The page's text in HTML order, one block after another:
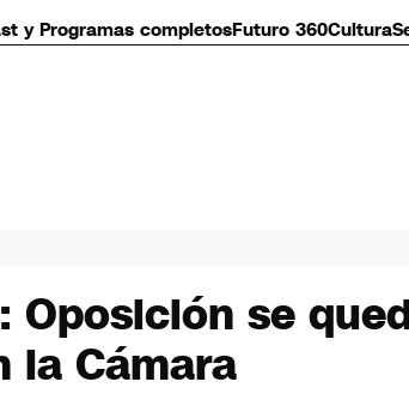
y Programas completosFuturo 360Cultura
Oposición se
la Cámara